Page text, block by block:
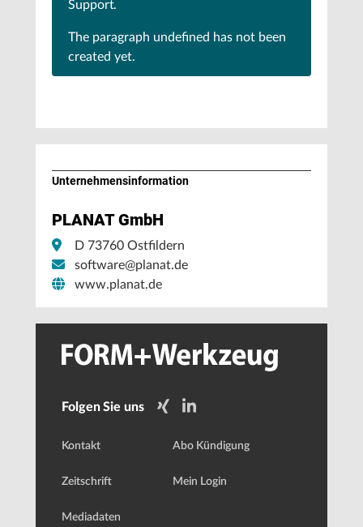
Support.
The paragraph undefined has not been
created yet.
Unternehmens­information
PLANAT GmbH
D 73760 Ostfildern
software@planat.de
www.planat.de
Folgen Sie uns
Kontakt
Zeitschrift
Mediadaten
Abo Kündigung
Mein Login